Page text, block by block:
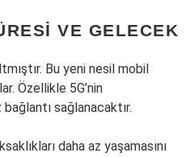
VE GELECEK
Bu yeni nesil mobil
Özellikle 5G’nin
sağlanacaktır.
daha az yaşamasını